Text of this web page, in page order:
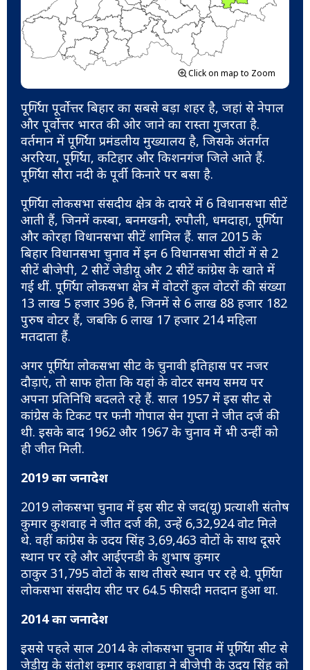
Click on map to Zoom
पूर्णिया पूर्वोत्तर बिहार का सबसे बड़ा शहर है, जहां से नेपाल
और पूर्वोत्तर भारत की ओर जाने का रास्ता गुजरता है.
वर्तमान में पूर्णिया प्रमंडलीय मुख्यालय है, जिसके अंतर्गत
अररिया, पूर्णिया, कटिहार और किशनगंज जिले आते हैं.
पूर्णिया सौरा नदी के पूर्वी किनारे पर बसा है.
पूर्णिया लोकसभा संसदीय क्षेत्र के दायरे में 6 विधानसभा सीटें
आती हैं, जिनमें कस्बा, बनमखनी, रुपौली, धमदाहा, पूर्णिया
और कोरहा विधानसभा सीटें शामिल हैं. साल 2015 के
बिहार विधानसभा चुनाव में इन 6 विधानसभा सीटों में से 2
सीटें बीजेपी, 2 सीटें जेडीयू और 2 सीटें कांग्रेस के खाते में
गई थीं. पूर्णिया लोकसभा क्षेत्र में वोटरों कुल वोटरों की संख्या
13 लाख 5 हजार 396 है, जिनमें से 6 लाख 88 हजार 182
पुरुष वोटर हैं, जबकि 6 लाख 17 हजार 214 महिला
मतदाता हैं.
अगर पूर्णिया लोकसभा सीट के चुनावी इतिहास पर नजर
दौड़ाएं, तो साफ होता कि यहां के वोटर समय समय पर
अपना प्रतिनिधि बदलते रहे हैं. साल 1957 में इस सीट से
कांग्रेस के टिकट पर फनी गोपाल सेन गुप्ता ने जीत दर्ज की
थी. इसके बाद 1962 और 1967 के चुनाव में भी उन्हीं को
ही जीत मिली.
2019 का जनादेश
2019 लोकसभा चुनाव में इस सीट से जद(यू) प्रत्याशी संतोष
कुमार कुशवाह ने जीत दर्ज की, उन्हें 6,32,924 वोट मिले
थे. वहीं कांग्रेस के उदय सिंह 3,69,463 वोटों के साथ दूसरे
स्थान पर रहे और आईएनडी के शुभाष कुमार
ठाकुर 31,795 वोटों के साथ तीसरे स्थान पर रहे थे. पूर्णिया
लोकसभा संसदीय सीट पर 64.5 फीसदी मतदान हुआ था.
2014 का जनादेश
इससे पहले साल 2014 के लोकसभा चुनाव में पूर्णिया सीट से
जेडीयू के संतोश कुमार कुशवाहा ने बीजेपी के उदय सिंह को